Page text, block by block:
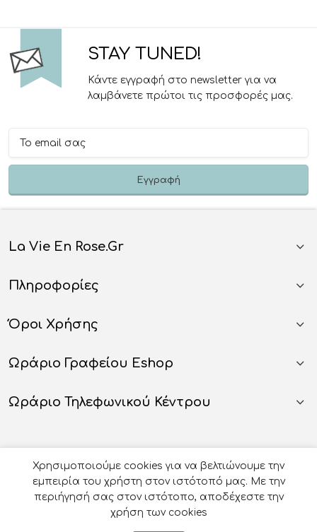
STAY TUNED!
Κάντε εγγραφή στο newsletter για να
λαμβάνετε πρώτοι τις προσφορές μας.
La Vie En Rose.gr
Πληροφορίες
Όροι Χρήσης
Ωράριο Γραφείου Eshop
Ωράριο Τηλεφωνικού Κέντρου
Χρησιμοποιούμε cookies για να βελτιώνουμε την
εμπειρία του χρήστη στον ιστότοπό μας. Με την
περιήγησή σας στον ιστότοπο, αποδέχεστε την
χρήση των cookies